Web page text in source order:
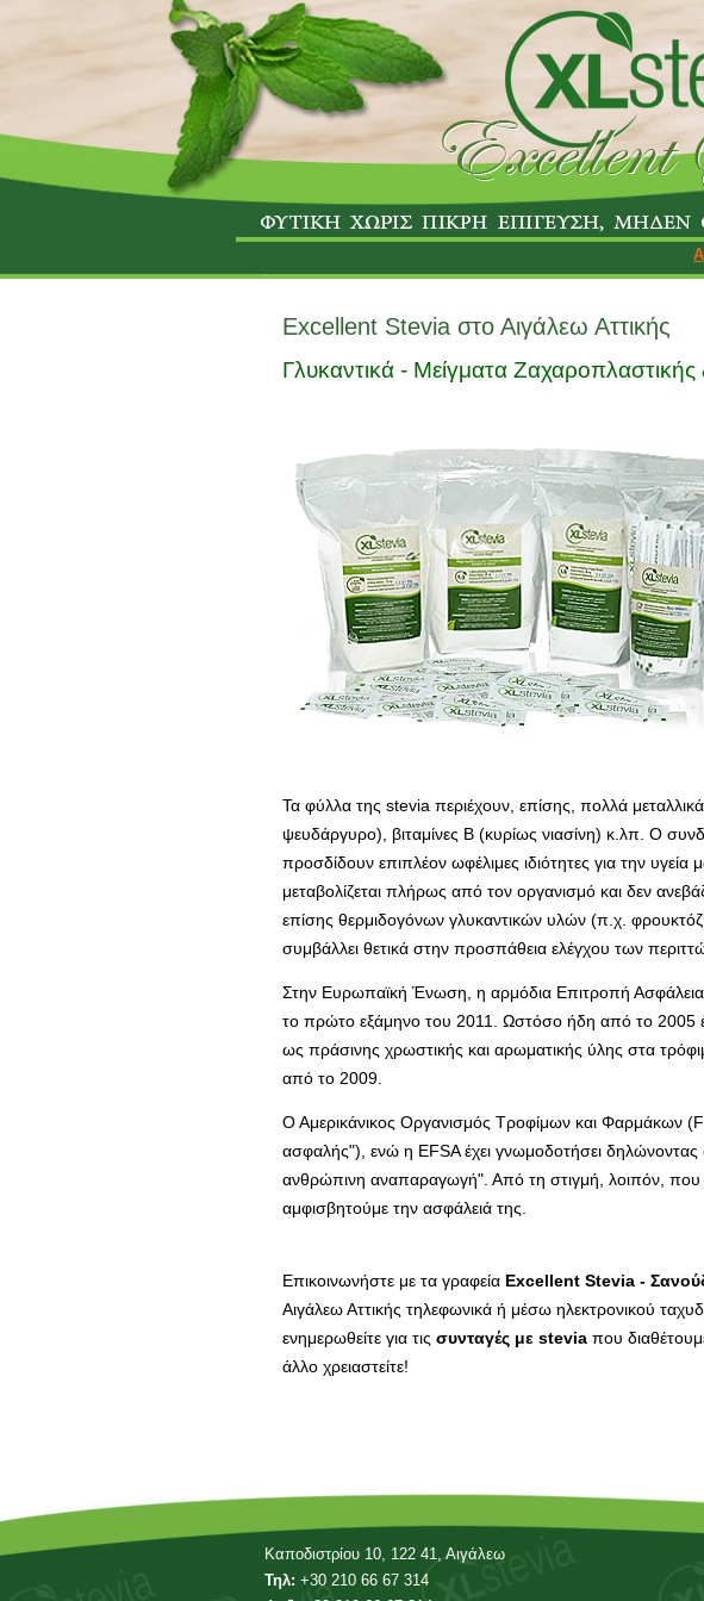
Excellent Stevia στο Αιγάλεω Αττικής
Γλυκαντικά - Μείγματα
Τα φύλλα της stevia περιέχουν, επίσης, πολλά μεταλλικά
ψευδάργυρο), βιταμίνες Β (κυρίως νιασίνη) κ.λπ. Ο
προσδίδουν επιπλέον ωφέλιμες ιδιότητες για την
μεταβολίζεται πλήρως από τον οργανισμό και δεν
επίσης θερμιδογόνων γλυκαντικών υλών (π.χ.
συμβάλλει θετικά στην προσπάθεια ελέγχου των
Στην Ευρωπαϊκή Ένωση, η αρμόδια Επιτροπή
το πρώτο εξάμηνο του 2011. Ωστόσο ήδη από το 2005
ως πράσινης χρωστικής και αρωματικής ύλης στα
από το 2009.
Ο Αμερικάνικος Οργανισμός Τροφίμων και Φαρμάκων
ασφαλής"), ενώ η EFSA έχει γνωμοδοτήσει δηλώνοντας
ανθρώπινη αναπαραγωγή". Από τη στιγμή, λοιπόν, που
αμφισβητούμε την ασφάλειά της.
Επικοινωνήστε με τα γραφεία Excellent Stevia -
Αιγάλεω Αττικής τηλεφωνικά ή μέσω ηλεκτρονικού
ενημερωθείτε για τις συνταγές με stevia που
άλλο χρειαστείτε!
Καποδιστρίου 10, 122 41, Αιγάλεω
Τηλ: +30 210 66 67 314